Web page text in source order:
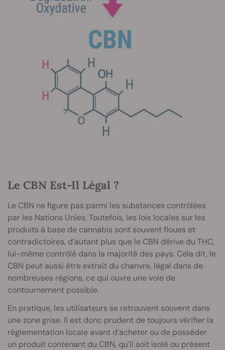
Le CBN Est-Il Légal ?
Le CBN ne figure pas parmi les substances contrôlées
par les Nations Unies. Toutefois, les lois locales sur les
produits à base de cannabis sont souvent floues et
contradictoires, d’autant plus que le CBN dérive du THC,
lui-même contrôlé dans la majorité des pays. Cela dit, le
CBN peut aussi être extrait du chanvre, légal dans de
nombreuses régions, ce qui ouvre une voie de
contournement possible.
En pratique, les utilisateurs se retrouvent souvent dans
une zone grise. Il est donc prudent de toujours vérifier la
réglementation locale avant d’acheter ou de posséder
un produit contenant du CBN, qu’il soit isolé ou présent